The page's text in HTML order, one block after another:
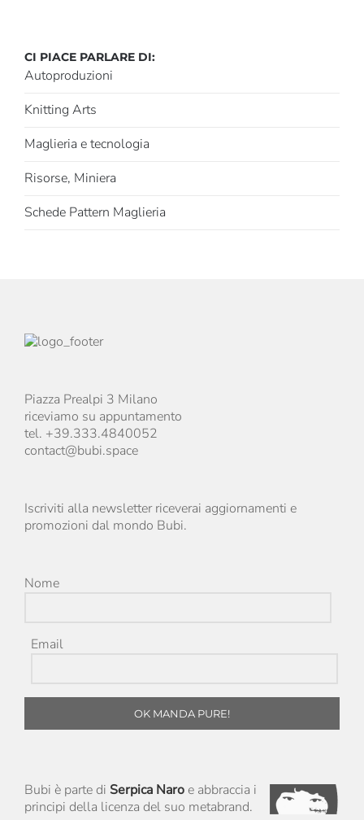
CI PIACE PARLARE DI:
Autoproduzioni
Knitting Arts
Maglieria e tecnologia
Risorse, Miniera
Schede Pattern Maglieria
Piazza Prealpi 3 Milano
riceviamo su appuntamento
tel. +39.333.4840052
contact@bubi.space
Iscriviti alla newsletter riceverai aggiornamenti e
promozioni dal mondo Bubi.
Nome
Email
OK MANDA PURE!
Bubi è parte di Serpica Naro e abbraccia i
principi della licenza del suo metabrand.